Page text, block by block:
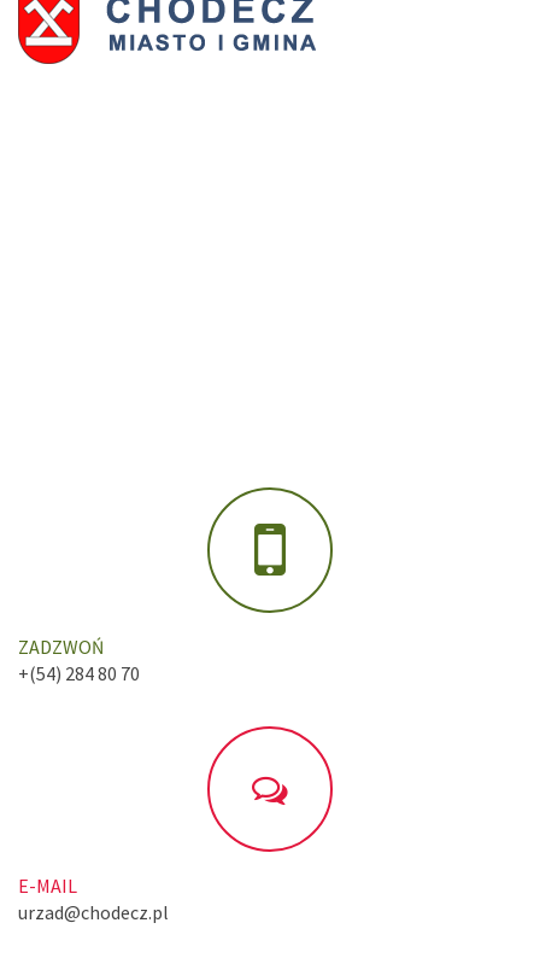
ZADZWOŃ
+(54) 284 80 70
E-MAIL
urzad@chodecz.pl